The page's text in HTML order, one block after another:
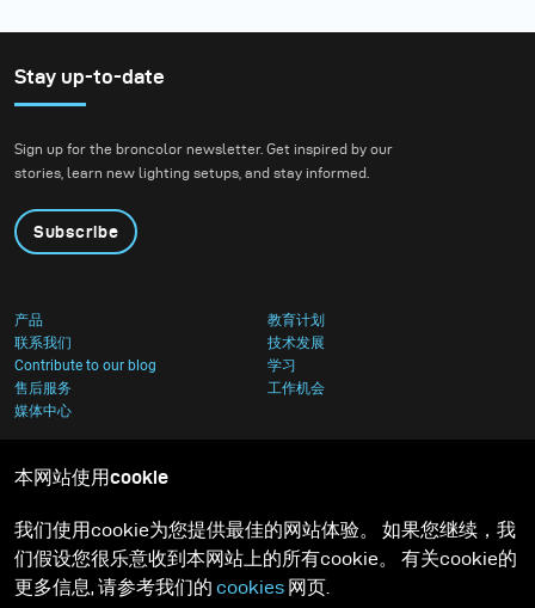
Stay up-to-date
Sign up for the broncolor newsletter. Get inspired by our
stories, learn new lighting setups, and stay informed.
Subscribe
产品
教育计划
联系我们
技术发展
Contribute to our blog
学习
售后服务
工作机会
媒体中心
本网站使用cookie
我们使用cookie为您提供最佳的网站体验。 如果您继续，我
们假设您很乐意收到本网站上的所有cookie。 有关cookie的
更多信息, 请参考我们的 cookies 网页.